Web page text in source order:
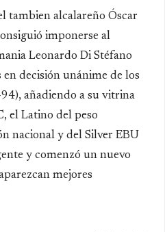
tambien alcalareño Óscar
imponerse al
Leonardo Di Stéfano
decisión unánime de los
añadiendo a su vitrina
el Latino del peso
nacional y del Silver EBU
y comenzó un nuevo
mejores